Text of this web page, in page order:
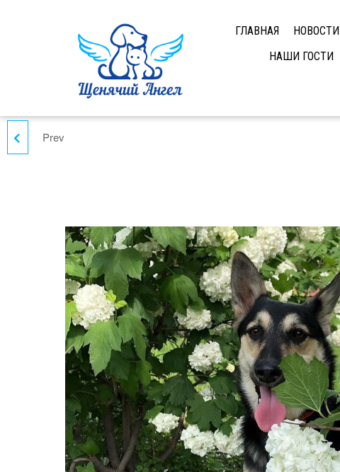
ГЛАВНАЯ НОВОСТИ
НАШИ ГОСТИ
Prev